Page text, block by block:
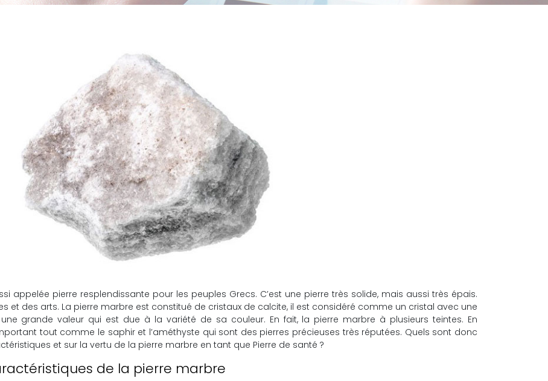
appelée pierre resplendissante pour les peuples Grecs. C’est une pierre très solide, mais aussi très épais.
et des arts. La pierre marbre est constitué de cristaux de calcite, il est considéré comme un cristal avec une
grande valeur qui est due à la variété de sa couleur. En fait, la pierre marbre à plusieurs teintes. En
tout comme le saphir et l’améthyste qui sont des pierres précieuses très réputées. Quels sont donc
et sur la vertu de la pierre marbre en tant que Pierre de santé ?
de la pierre marbre